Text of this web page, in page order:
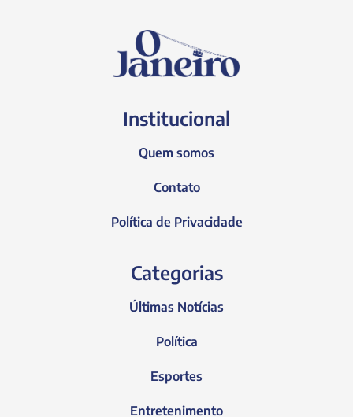
Institucional
Quem somos
Contato
Política de Privacidade
Categorias
Últimas Notícias
Política
Esportes
Entretenimento